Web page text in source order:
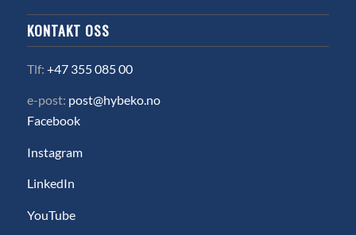
KONTAKT OSS
Tlf: +47 355 085 00
e-post: post@hybeko.no
Facebook
Instagram
LinkedIn
YouTube